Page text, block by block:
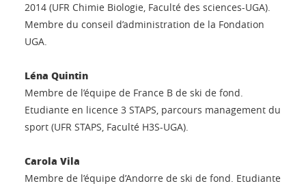
2014 (UFR Chimie Biologie, Faculté des sciences-UGA).
Membre du conseil d’administration de la Fondation
UGA.
Léna Quintin
Membre de l’équipe de France B de ski de fond.
Etudiante en licence 3 STAPS, parcours management du
sport (UFR STAPS, Faculté H3S-UGA).
Carola Vila
Membre de l’équipe d’Andorre de ski de fond. Etudiante